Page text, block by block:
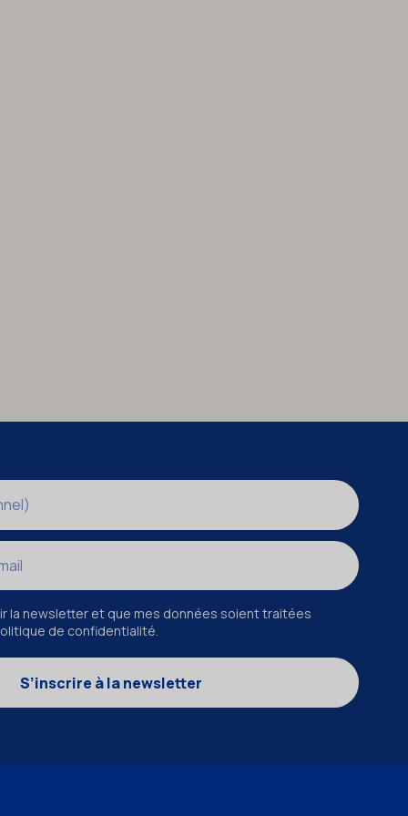
la newsletter et que mes données soient traitées
de confidentialité.
S’inscrire à la newsletter